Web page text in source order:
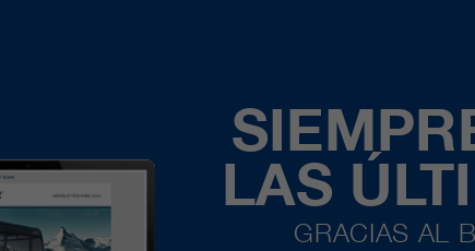
LAS
GRACIAS AL